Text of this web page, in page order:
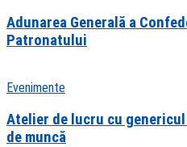
Adunarea Generală a
Patronatului
Evenimente
Atelier de lucru cu
de muncă